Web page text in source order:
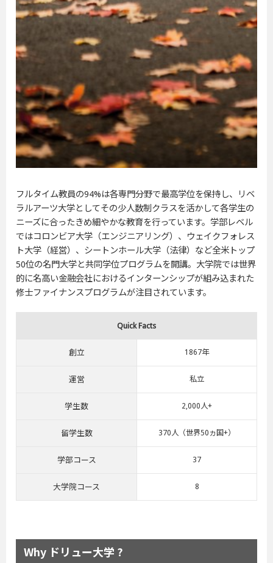
フルタイム教員の94%は各専門分野で最高学位を保持し、リベ
ラルアーツ大学としてその少人数制クラスを活かして各学生の
ニーズに合ったきめ細やかな教育を行っています。学部レベル
ではコロンビア大学（エンジニアリング）、ウェイクフォレス
ト大学（経営）、シートンホール大学（法律）など全米トップ
50位の名門大学と共同学位プログラムを開講。大学院では世界
的に名高い金融会社におけるインターンシップが組み込まれた
修士ファイナンスプログラムが注目されています。
Quick Facts
創立 1867年
運営 私立
学生数 2,000人+
留学生数 370人（世界50ヵ国+）
学部コース 37
大学院コース 8
Why ドリュー大学 ?